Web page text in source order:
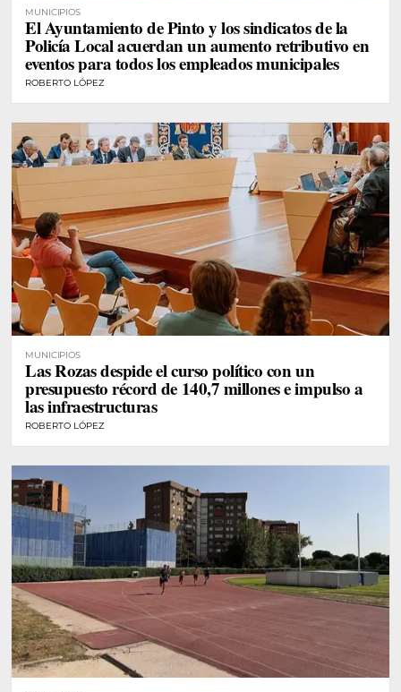
MUNICIPIOS
El Ayuntamiento de Pinto y los sindicatos de la
Policía Local acuerdan un aumento retributivo en
eventos para todos los empleados municipales
ROBERTO LÓPEZ
MUNICIPIOS
Las Rozas despide el curso político con un
presupuesto récord de 140,7 millones e impulso a
las infraestructuras
ROBERTO LÓPEZ